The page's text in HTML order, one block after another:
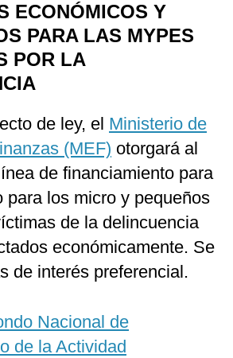
ECONÓMICOS Y
PARA LAS MYPES
POR LA
de ley, el Ministerio de
(MEF) otorgará al
de financiamiento para
para los micro y pequeños
de la delincuencia
económicamente. Se
de interés preferencial.
Nacional de
de la Actividad